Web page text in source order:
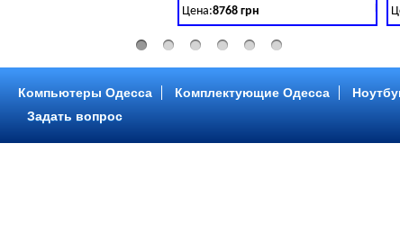
Цена:8768 грн Код
Intel Core ™ i3 2 ядра 3.50GHz,ОЗУ: 2 GB,
Компьютеры Одесса Комплектующие Одесса
Задать вопрос